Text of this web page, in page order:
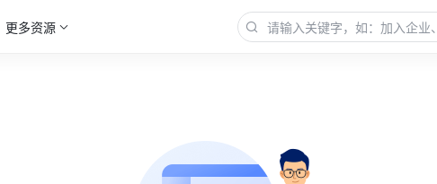
更多资源